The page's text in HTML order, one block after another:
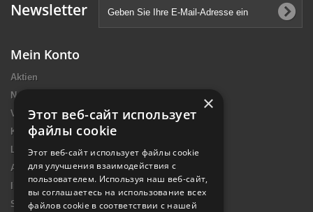
Newsletter
Mein Konto
Aktien
Neue Artikel
Verkaufshits
Kontakt
Lieferung
Allgemeine Nutzungsbedingungen
Impressum Introtek
Sitemap
×
Этот веб-сайт использует
файлы cookie
Этот веб-сайт использует файлы cookie
для улучшения взаимодействия с
пользователем. Используя наш веб-сайт,
вы соглашаетесь на использование всех
файлов cookie в соответствии с нашей